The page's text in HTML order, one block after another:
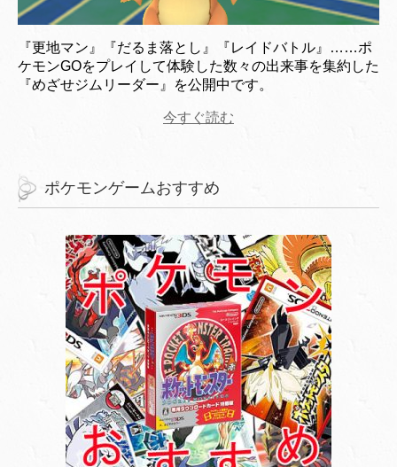
『更地マン』『だるま落とし』『レイドバトル』……ポ
ケモンGOをプレイして体験した数々の出来事を集約した
『めざせジムリーダー』を公開中です。
今すぐ読む
ポケモンゲームおすすめ